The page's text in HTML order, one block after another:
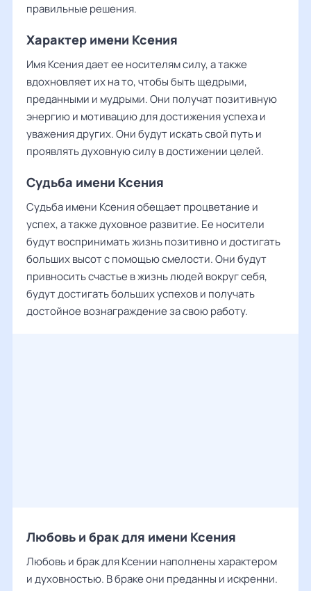
правильные решения.
Характер имени Ксения
Имя Ксения дает ее носителям силу, а также
вдохновляет их на то, чтобы быть щедрыми,
преданными и мудрыми. Они получат позитивную
энергию и мотивацию для достижения успеха и
уважения других. Они будут искать свой путь и
проявлять духовную силу в достижении целей.
Судьба имени Ксения
Судьба имени Ксения обещает процветание и
успех, а также духовное развитие. Ее носители
будут воспринимать жизнь позитивно и достигать
больших высот с помощью смелости. Они будут
привносить счастье в жизнь людей вокруг себя,
будут достигать больших успехов и получать
достойное вознаграждение за свою работу.
Любовь и брак для имени Ксения
Любовь и брак для Ксении наполнены характером
и духовностью. В браке они преданны и искренни.